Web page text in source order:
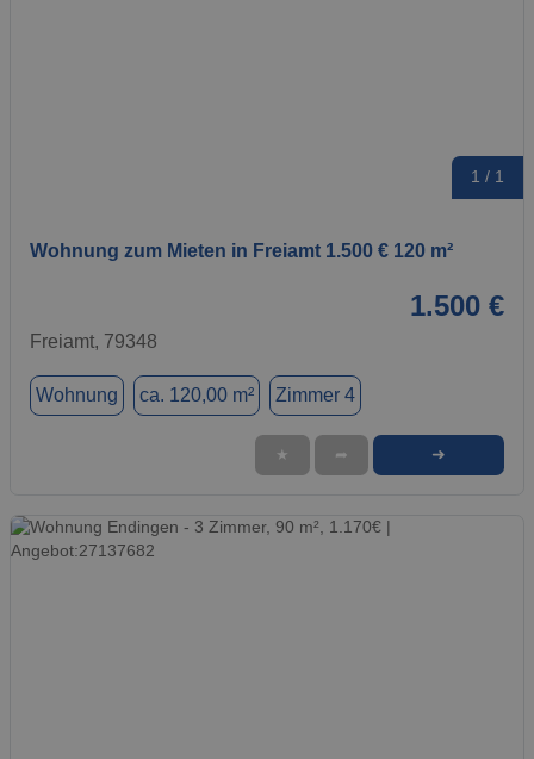
1 / 1
Wohnung zum Mieten in Freiamt 1.500 € 120 m²
1.500 €
Freiamt, 79348
Wohnung ca. 120,00 m² Zimmer 4
★ ➦ ➜